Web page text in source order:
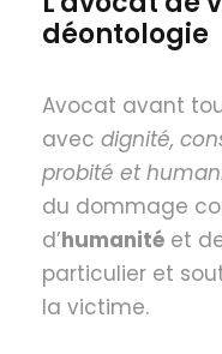
déontologie
Avocat avant
avec dignité,
probité et
du dommage
d’humanité et
particulier et
la victime.